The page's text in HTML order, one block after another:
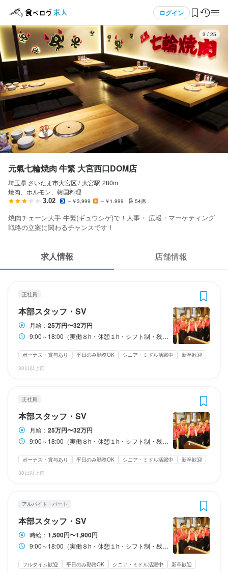
ログイン
ログイン・無料会員登録
食べログ求人TOP
求人検索
マイページ管理
気になる求人
検索履歴・保存した条件
応募履歴
WEB履歴書
掲載をご検討の店舗様へ
プライバシーポリシー
企業情報
3 / 25
元氣七輪焼肉 牛繁 大宮西口DOM店
埼玉県 さいたま市大宮区 / 大宮駅 280m
焼肉、ホルモン、韓国料理
3.02 ～￥3,999 ～￥1,999 54席
焼肉チェーン大手 牛繁(ギュウシゲ)で！人事・ 広報・マーケティング
戦略の立案に関わるチャンスです！
求人情報 店舗情報
正社員
本部スタッフ・SV
月給： 25万円〜32万円
9:00～18:00（実働８h・休憩１h・シフト制・残業あり(月平均10時間)）
ボーナス・賞与あり 平日のみ勤務OK シニア・ミドル活躍中
新卒歓迎
30日以上前
正社員
本部スタッフ・SV
月給： 25万円〜32万円
9:00～18:00（実働８h・休憩１h・シフト制・残業あり(月平均10時間)）
ボーナス・賞与あり 平日のみ勤務OK シニア・ミドル活躍中
新卒歓迎
30日以上前
アルバイト・パート
本部スタッフ・SV
時給： 1,500円〜1,900円
9:00～18:00（実働８h・休憩１h・シフト制・残業あり(月平均10時間)）
フルタイム歓迎 平日のみ勤務OK シニア・ミドル活躍中
新卒歓迎
本部スタッフ・SV
月給250,000円〜320,000円
ボーナス・賞与あり 昇給あり 交通費支給 家族手当あり
試用期間
能力・経験等を考慮のうえ優遇します
勤務時間
9:00～18:00（実働８h・休憩１h・シフト制・残業あり(月平均10
ランチタイムのみ勤務OK
休日・休暇
月8日休み（年間休日105日）
応募画面へ進む
本部スタッフ・SV
月給250,000円〜320,000円
ボーナス・賞与あり 昇給あり 交通費支給 家族手当あり
試用期間
能力・経験等を考慮のうえ優遇します
勤務時間
9:00～18:00（実働８h・休憩１h・シフト制・残業あり(月平均10
ランチタイムのみ勤務OK
休日・休暇
月8日休み（年間休日105日）
応募画面へ進む
本部スタッフ・SV
時給1,500円〜1,900円
昇給あり 交通費支給
研修期間
能力・経験等を考慮のうえ優遇します
収入例
時給1500円、週4日、1日4時間勤務
月々約10万円の収入（※月4週換算で計算した目安金額）
勤務時間
9:00～18:00（実働８h・休憩１h・シフト制・残業あり(月平均10
時間)）
ランチタイムのみ勤務OK 終電考慮あり フルタイム歓迎
残業月20時間以下
固定シフト制(決まった時間・曜日に働ける)
応募画面へ進む
本部スタッフ・SV
時給1,500円〜1,900円
昇給あり 交通費支給
研修期間
能力・経験等を考慮のうえ優遇します
収入例
時給1500円、週4日、1日4時間勤務
月々約10万円の収入（※月4週換算で計算した目安金額）
勤務時間
9:00～18:00（実働８h・休憩１h・シフト制・残業あり(月平均10
時間)）
ランチタイムのみ勤務OK 終電考慮あり フルタイム歓迎
残業月20時間以下
固定シフト制(決まった時間・曜日に働ける)
応募画面へ進む